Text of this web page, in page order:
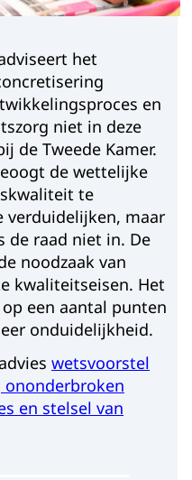
het
en
niet in deze
de Tweede Kamer.
de wettelijke
te
verduidelijken, maar
de raad niet in. De
noodzaak van
kwaliteitseisen. Het
een aantal punten
onduidelijkheid.
wetsvoorstel
en stelsel van